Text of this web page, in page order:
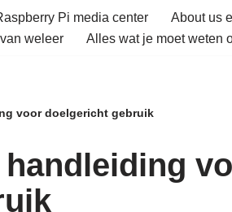
Pi media center
About us
weleer
Alles wat je moet weten
voor doelgericht gebruik